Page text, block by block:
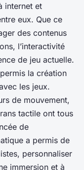
internet et
eux. Que ce
des contenus
l’interactivité
de jeu actuelle.
la création
les jeux.
de mouvement,
tactile ont tous
de
a permis de
personnaliser
immersion et à